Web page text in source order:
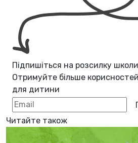
Підпишіться на розсилку школи
Отримуйте більше
для дитини
Читайте також